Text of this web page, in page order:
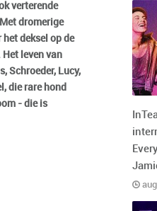
verterende
dromerige
deksel op de
leven van
Schroeder, Lucy,
die rare hond
- die is